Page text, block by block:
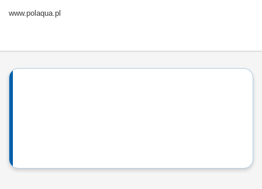
www.polaqua.pl